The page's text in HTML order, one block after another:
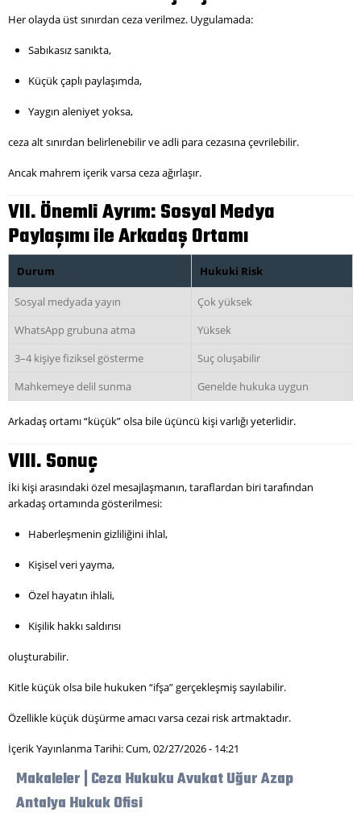
Her olayda üst sınırdan ceza verilmez. Uygulamada:
Sabıkasız sanıkta,
Küçük çaplı paylaşımda,
Yaygın aleniyet yoksa,
ceza alt sınırdan belirlenebilir ve adli para cezasına çevrilebilir.
Ancak mahrem içerik varsa ceza ağırlaşır.
VII. Önemli Ayrım: Sosyal Medya
Paylaşımı ile Arkadaş Ortamı
Durum Hukuki Risk
Sosyal medyada yayın
Çok yüksek
WhatsApp grubuna atma
Yüksek
3–4 kişiye fiziksel gösterme
Suç oluşabilir
Mahkemeye delil sunma
Genelde hukuka uygun
Arkadaş ortamı “küçük” olsa bile üçüncü kişi varlığı yeterlidir.
VIII. Sonuç
İki kişi arasındaki özel mesajlaşmanın, taraflardan biri tarafından
arkadaş ortamında gösterilmesi:
Haberleşmenin gizliliğini ihlal,
Kişisel veri yayma,
Özel hayatın ihlali,
Kişilik hakkı saldırısı
oluşturabilir.
Kitle küçük olsa bile hukuken “ifşa” gerçekleşmiş sayılabilir.
Özellikle küçük düşürme amacı varsa cezai risk artmaktadır.
İçerik Yayınlanma Tarihi: Cum, 02/27/2026 - 14:21
Makaleler | Ceza Hukuku Avukat Uğur Azap
Antalya Hukuk Ofisi